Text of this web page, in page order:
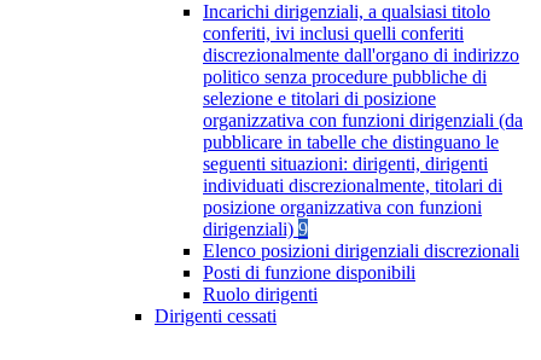
Incarichi dirigenziali, a qualsiasi titolo
conferiti, ivi inclusi quelli conferiti
discrezionalmente dall'organo di indirizzo
politico senza procedure pubbliche di
selezione e titolari di posizione
organizzativa con funzioni dirigenziali (da
pubblicare in tabelle che distinguano le
seguenti situazioni: dirigenti, dirigenti
individuati discrezionalmente, titolari di
posizione organizzativa con funzioni
dirigenziali) 9
Elenco posizioni dirigenziali discrezionali
Posti di funzione disponibili
Ruolo dirigenti
Dirigenti cessati